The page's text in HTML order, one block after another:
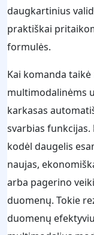
daugkartinius
praktiškai
formulės.
Kai komanda
multimodalinėms
karkasas
svarbias
kodėl daugelis
naujas,
arba pagerino
duomenų. Tokie
duomenų